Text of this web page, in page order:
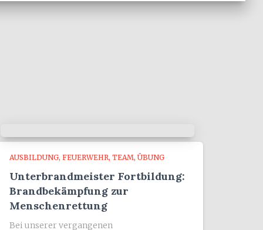
AUSBILDUNG FEUERWEHR TEAM ÜBUNG
Unterbrandmeister Fortbildung:
Brandbekämpfung zur
Menschenrettung
Bei unserer vergangenen